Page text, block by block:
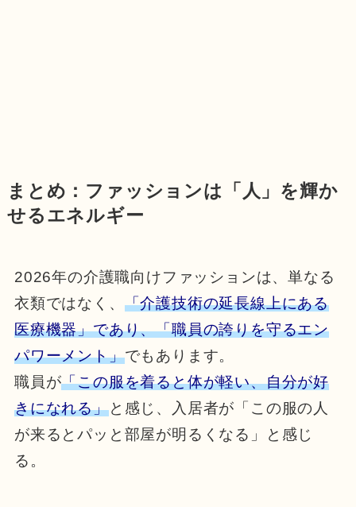
まとめ：ファッションは「人」を輝か
せるエネルギー
2026年の介護職向けファッションは、単なる
衣類ではなく、 「介護技術の延長線上にある
医療機器」であり、「職員の誇りを守るエン
パワーメント」でもあります。
職員が「この服を着ると体が軽い、自分が好
きになれる」と感じ、入居者が「この服の人
が来るとパッと部屋が明るくなる」と感じ
る。